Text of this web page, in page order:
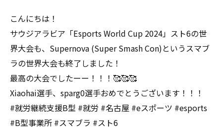
こんにちは！
サウジアラビア「Esports World Cup 2024」スト6の世
界大会も、Supernova (Super Smash Con)というスマブ
ラの世界大会も終了しました！
最高の大会でしたーー！！！🥰🥰🥰
Xiaohai選手、sparg0選手おめでとうございます！！！
#就労継続支援B型 #就労 #名古屋 #eスポーツ #esports
#B型事業所 #スマブラ #スト6